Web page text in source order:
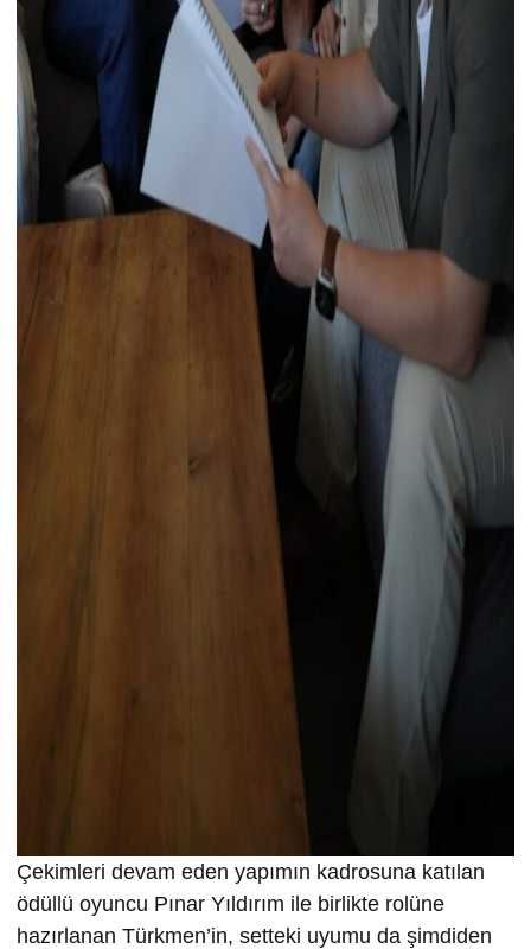
Çekimleri devam eden yapımın kadrosuna katılan
ödüllü oyuncu Pınar Yıldırım ile birlikte rolüne
hazırlanan Türkmen’in, setteki uyumu da şimdiden